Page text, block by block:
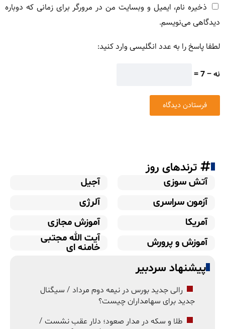
ذخیره نام، ایمیل و وبسایت من در مرورگر برای زمانی که دوباره
دیدگاهی می‌نویسم.
لطفا پاسخ را به عدد انگلیسی وارد کنید:
نه − 7 =
ترندهای روز
آتش سوزی
آجیل
آزمون سراسری
آلرژی
آمریکا
آموزش مجازی
آموزش و پرورش
آیت الله مجتبی
خامنه ای
پیشنهاد سردبیر
رالی جدید بورس در نیمه دوم مرداد / سیگنال
جدید برای سهامداران چیست؟
طلا و سکه در مدار صعود؛ دلار عقب نشست /